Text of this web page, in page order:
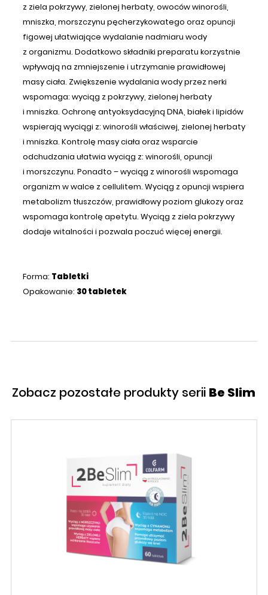
z ziela pokrzywy, zielonej herbaty, owoców winorośli,
mniszka, morszczynu pęcherzykowatego oraz opuncji
figowej ułatwiające wydalanie nadmiaru wody
z organizmu. Dodatkowo składniki preparatu korzystnie
wpływają na zmniejszenie i utrzymanie prawidłowej
masy ciała. Zwiększenie wydalania wody przez nerki
wspomaga: wyciąg z pokrzywy, zielonej herbaty
i mniszka. Ochronę antyoksydacyjną DNA, białek i lipidów
wspierają wyciągi z: winorośli właściwej, zielonej herbaty
i mniszka. Kontrolę masy ciała oraz wsparcie
odchudzania ułatwia wyciąg z: winorośli, opuncji
i morszczynu. Ponadto – wyciąg z winorośli wspomaga
organizm w walce z cellulitem. Wyciąg z opuncji wspiera
metabolizm tłuszczów, prawidłowy poziom glukozy oraz
wspomaga kontrolę apetytu. Wyciąg z ziela pokrzywy
dodaje witalności i pozwala poczuć więcej energii.
Forma: Tabletki
Opakowanie: 30 tabletek
Zobacz pozostałe produkty serii Be Slim